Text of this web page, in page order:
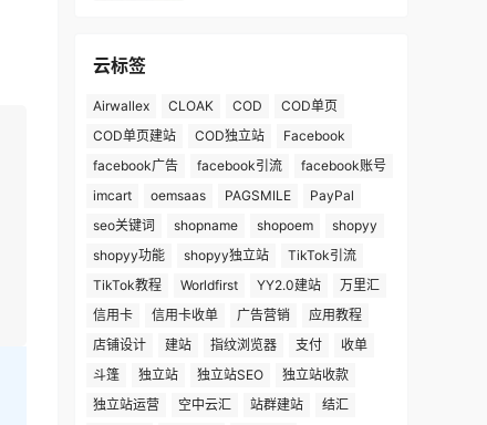
云标签
Airwallex CLOAK COD
COD单页
COD单页建站
COD独立站
Facebook
facebook广告
facebook引流
facebook账号
imcart
oemsaas PAGSMILE
PayPal
seo关键词
shopname shopoem
shopyy
shopyy功能
shopyy独立站
TikTok引流
TikTok教程
Worldfirst YY2.0建站
万里汇
信用卡
信用卡收单 广告营销
应用教程
店铺设计
建站 指纹浏览器 支付
收单
斗篷
独立站 独立站SEO
独立站收款
独立站运营
空中云汇 站群建站
结汇